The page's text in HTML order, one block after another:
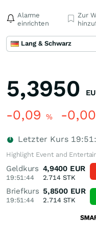
Alarme
einrichten
Zur
Lang & Schwarz
5,3950
-0,09 % -
Letzter Kurs
Highlight Event and
Geldkurs
19:51:44
4,9400 EUR
2.714STK
Briefkurs
19:51:44
5,8500 EUR
2.714STK